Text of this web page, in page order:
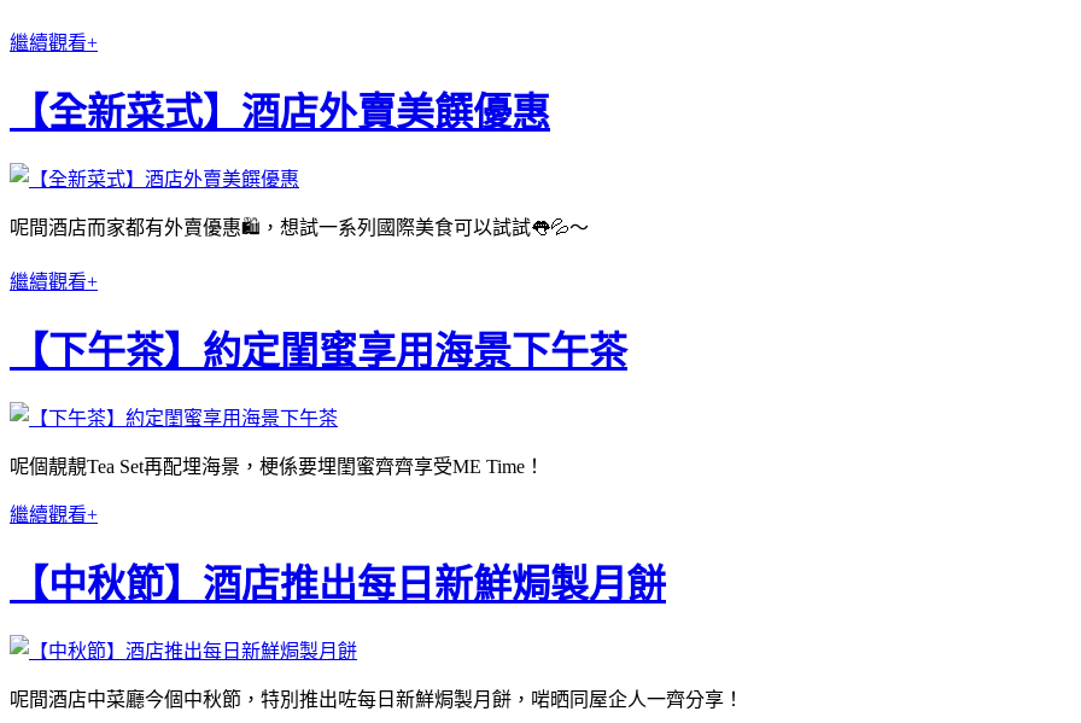
繼續觀看+
【全新菜式】酒店外賣美饌優惠
呢間酒店而家都有外賣優惠🛍，想試一系列國際美食可以試試👅💦～
繼續觀看+
【下午茶】約定閨蜜享用海景下午茶
呢個靚靚Tea Set再配埋海景，梗係要埋閨蜜齊齊享受ME Time！
繼續觀看+
【中秋節】酒店推出每日新鮮焗製月餅
呢間酒店中菜廳今個中秋節，特別推出咗每日新鮮焗製月餅，啱晒同屋企人一齊分享！